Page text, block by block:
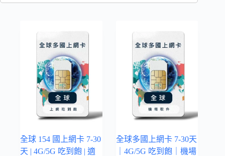
全球 154 國上網卡 7-30
天 | 4G/5G 吃到飽 | 適
全球多國上網卡 7-30天
｜4G/5G 吃到飽｜機場